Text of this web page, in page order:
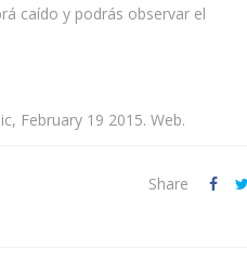
caído y podrás observar el
February 19 2015. Web.
Share